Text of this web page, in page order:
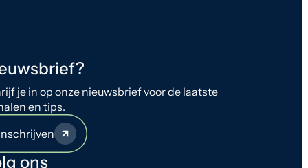
je in op onze nieuwsbrief voor de laatste
en tips.
ons